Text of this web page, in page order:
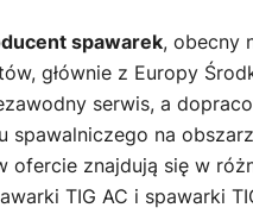
spawarek, obecny
głównie z Europy
serwis, a
na
ofercie znajdują się w
TIG AC i spawarki